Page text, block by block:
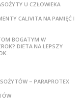
U CZŁOWIEKA
CALIVITA NA PAMIĘĆ I
BOGATYM W
DIETA NA LEPSZY
– PARAPROTEX